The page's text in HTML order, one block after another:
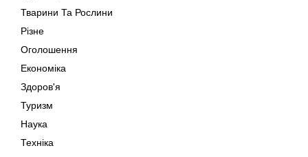
Тварини Та Рослини
Різне
Оголошення
Економіка
Здоров'я
Туризм
Наука
Техніка